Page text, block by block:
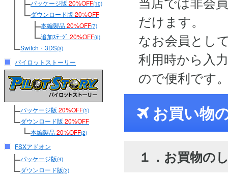
パッケージ版 20%OFF(10)
ダウンロード版 20%OFF
本編製品20%OFF(7)
追加ｽﾃｰｼﾞ 20%OFF(6)
Switch・3DS(3)
パイロットストーリー
パッケージ版 20%OFF(1)
ダウンロード版 20%OFF
本編製品20%OFF(2)
FSXアドオン
パッケージ版(4)
ダウンロード版(2)
だけます。
なお会員とし
利用時から入
ので便利です
お買い物
１．お買物の